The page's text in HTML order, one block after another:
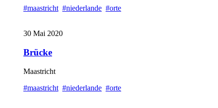
#maastricht #niederlande #orte
30 Mai 2020
Brücke
Maastricht
#maastricht #niederlande #orte